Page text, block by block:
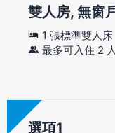
雙人房, 無窗
1 張標準雙人床
最多可入住 2
選項